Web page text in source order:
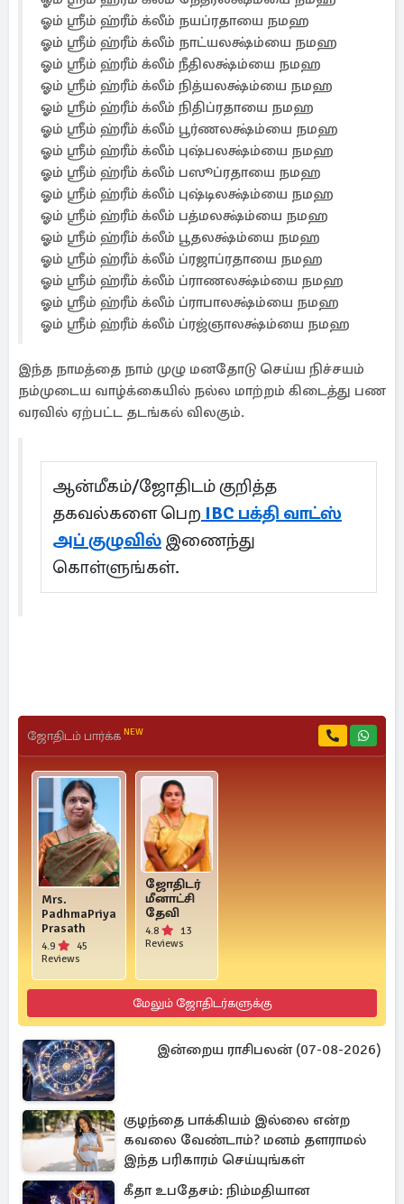
ஓம் ஸ்ரீம் ஹ்ரீம் க்லீம் நயப்ரதாயை நமஹ
ஓம் ஸ்ரீம் ஹ்ரீம் க்லீம் நாட்யலக்ஷ்ம்யை நமஹ
ஓம் ஸ்ரீம் ஹ்ரீம் க்லீம் நீதிலக்ஷ்ம்யை நமஹ
ஓம் ஸ்ரீம் ஹ்ரீம் க்லீம் நித்யலக்ஷ்ம்யை நமஹ
ஓம் ஸ்ரீம் ஹ்ரீம் க்லீம் நிதிப்ரதாயை நமஹ
ஓம் ஸ்ரீம் ஹ்ரீம் க்லீம் பூர்ணலக்ஷ்ம்யை நமஹ
ஓம் ஸ்ரீம் ஹ்ரீம் க்லீம் புஷ்பலக்ஷ்ம்யை நமஹ
ஓம் ஸ்ரீம் ஹ்ரீம் க்லீம் பஸூப்ரதாயை நமஹ
ஓம் ஸ்ரீம் ஹ்ரீம் க்லீம் புஷ்டிலக்ஷ்ம்யை நமஹ
ஓம் ஸ்ரீம் ஹ்ரீம் க்லீம் பத்மலக்ஷ்ம்யை நமஹ
ஓம் ஸ்ரீம் ஹ்ரீம் க்லீம் பூதலக்ஷ்ம்யை நமஹ
ஓம் ஸ்ரீம் ஹ்ரீம் க்லீம் ப்ரஜாப்ரதாயை நமஹ
ஓம் ஸ்ரீம் ஹ்ரீம் க்லீம் ப்ராணலக்ஷ்ம்யை நமஹ
ஓம் ஸ்ரீம் ஹ்ரீம் க்லீம் ப்ராபாலக்ஷ்ம்யை நமஹ
ஓம் ஸ்ரீம் ஹ்ரீம் க்லீம் ப்ரஜ்ஞாலக்ஷ்ம்யை நமஹ
இந்த நாமத்தை நாம் முழு மனதோடு செய்ய நிச்சயம்
நம்முடைய வாழ்க்கையில் நல்ல மாற்றம் கிடைத்து பண
வரவில் ஏற்பட்ட தடங்கல் விலகும்.
ஆன்மீகம்/ஜோதிடம் குறித்த
தகவல்களை பெற IBC பக்தி வாட்ஸ்
அப் குழுவில் இணைந்து
கொள்ளுங்கள்.
ஜோதிடம் பார்க்க NEW
Mrs.
PadhmaPriya
Prasath
4.9
45
Reviews
ஜோதிடர்
மீனாட்சி
தேவி
4.8
13
Reviews
மேலும் ஜோதிடர்களுக்கு
இன்றைய ராசிபலன் (07-08-2026)
குழந்தை பாக்கியம் இல்லை என்ற
கவலை வேண்டாம்? மனம் தளராமல்
இந்த பரிகாரம் செய்யுங்கள்
கீதா உபதேசம்: நிம்மதியான